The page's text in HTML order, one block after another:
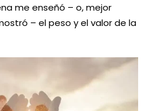
me enseñó – o, mejor
– el peso y el valor de la